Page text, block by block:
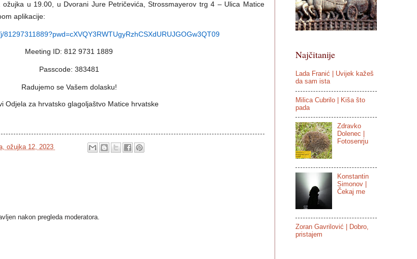
u 19.00, u Dvorani Jure Petričevića, Strossmayerov trg 4 – Ulica Matice
aplikacije:
81297311889?pwd=cXVQY3RWTUgyRzhCSXdURUJGOGw3QT09
Meeting ID: 812 9731 1889
Passcode: 383481
Radujemo se Vašem dolasku!
Odjela za hrvatsko glagoljaštvo Matice hrvatske
ožujka 12, 2023
nakon pregleda moderatora.
Najčitanije
Lada Franić | Uvijek kažeš
da sam ista
Milica Cubrilo | Kiša što
pada
Zdravko
Dolenec |
Fotosenrju
Konstantin
Simonov |
Čekaj me
Zoran Gavrilović | Dobro,
pristajem